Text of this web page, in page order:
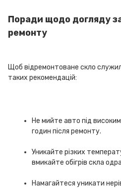
Поради щодо догляду
ремонту
Щоб відремонтоване скло
таких рекомендацій:
Не мийте авто під
годин після ремонту.
Уникайте різких
вмикайте обігрів скла
Намагайтеся уникати